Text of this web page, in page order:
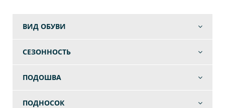
ВИД ОБУВИ
СЕЗОННОСТЬ
ПОДОШВА
ПОДНОСОК